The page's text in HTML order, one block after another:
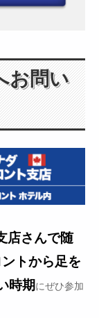
お問い
店さんで随
ントから足を
時期にぜひ参加